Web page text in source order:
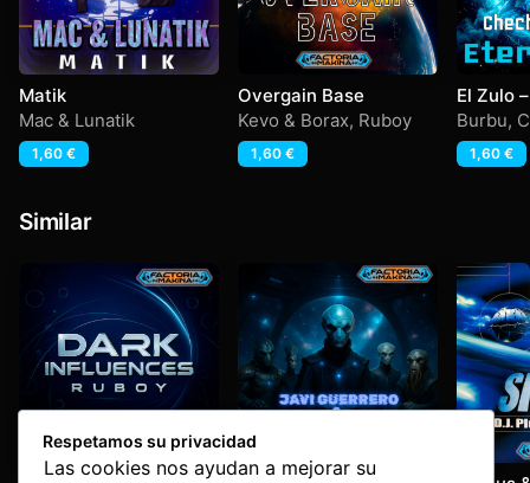
Matik
Mac & Lunatik
1,60 €
Overgain Base
Kevo & Borax, Ruboy
1,60 €
El Zulo
Burbu –
Burbu,
1,60 €
Similar
Respetamos su privacidad
Las cookies nos ayudan a mejorar su